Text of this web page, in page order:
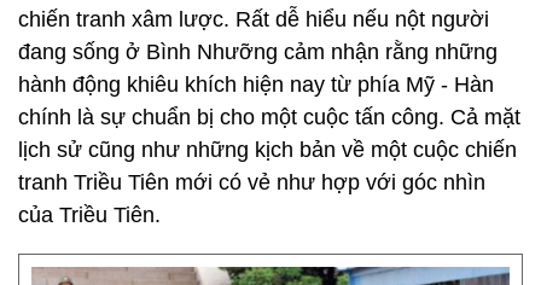
chiến tranh xâm lược. Rất dễ hiểu nếu nột người
đang sống ở Bình Nhưỡng cảm nhận rằng những
hành động khiêu khích hiện nay từ phía Mỹ - Hàn
chính là sự chuẩn bị cho một cuộc tấn công. Cả mặt
lịch sử cũng như những kịch bản về một cuộc chiến
tranh Triều Tiên mới có vẻ như hợp với góc nhìn
của Triều Tiên.